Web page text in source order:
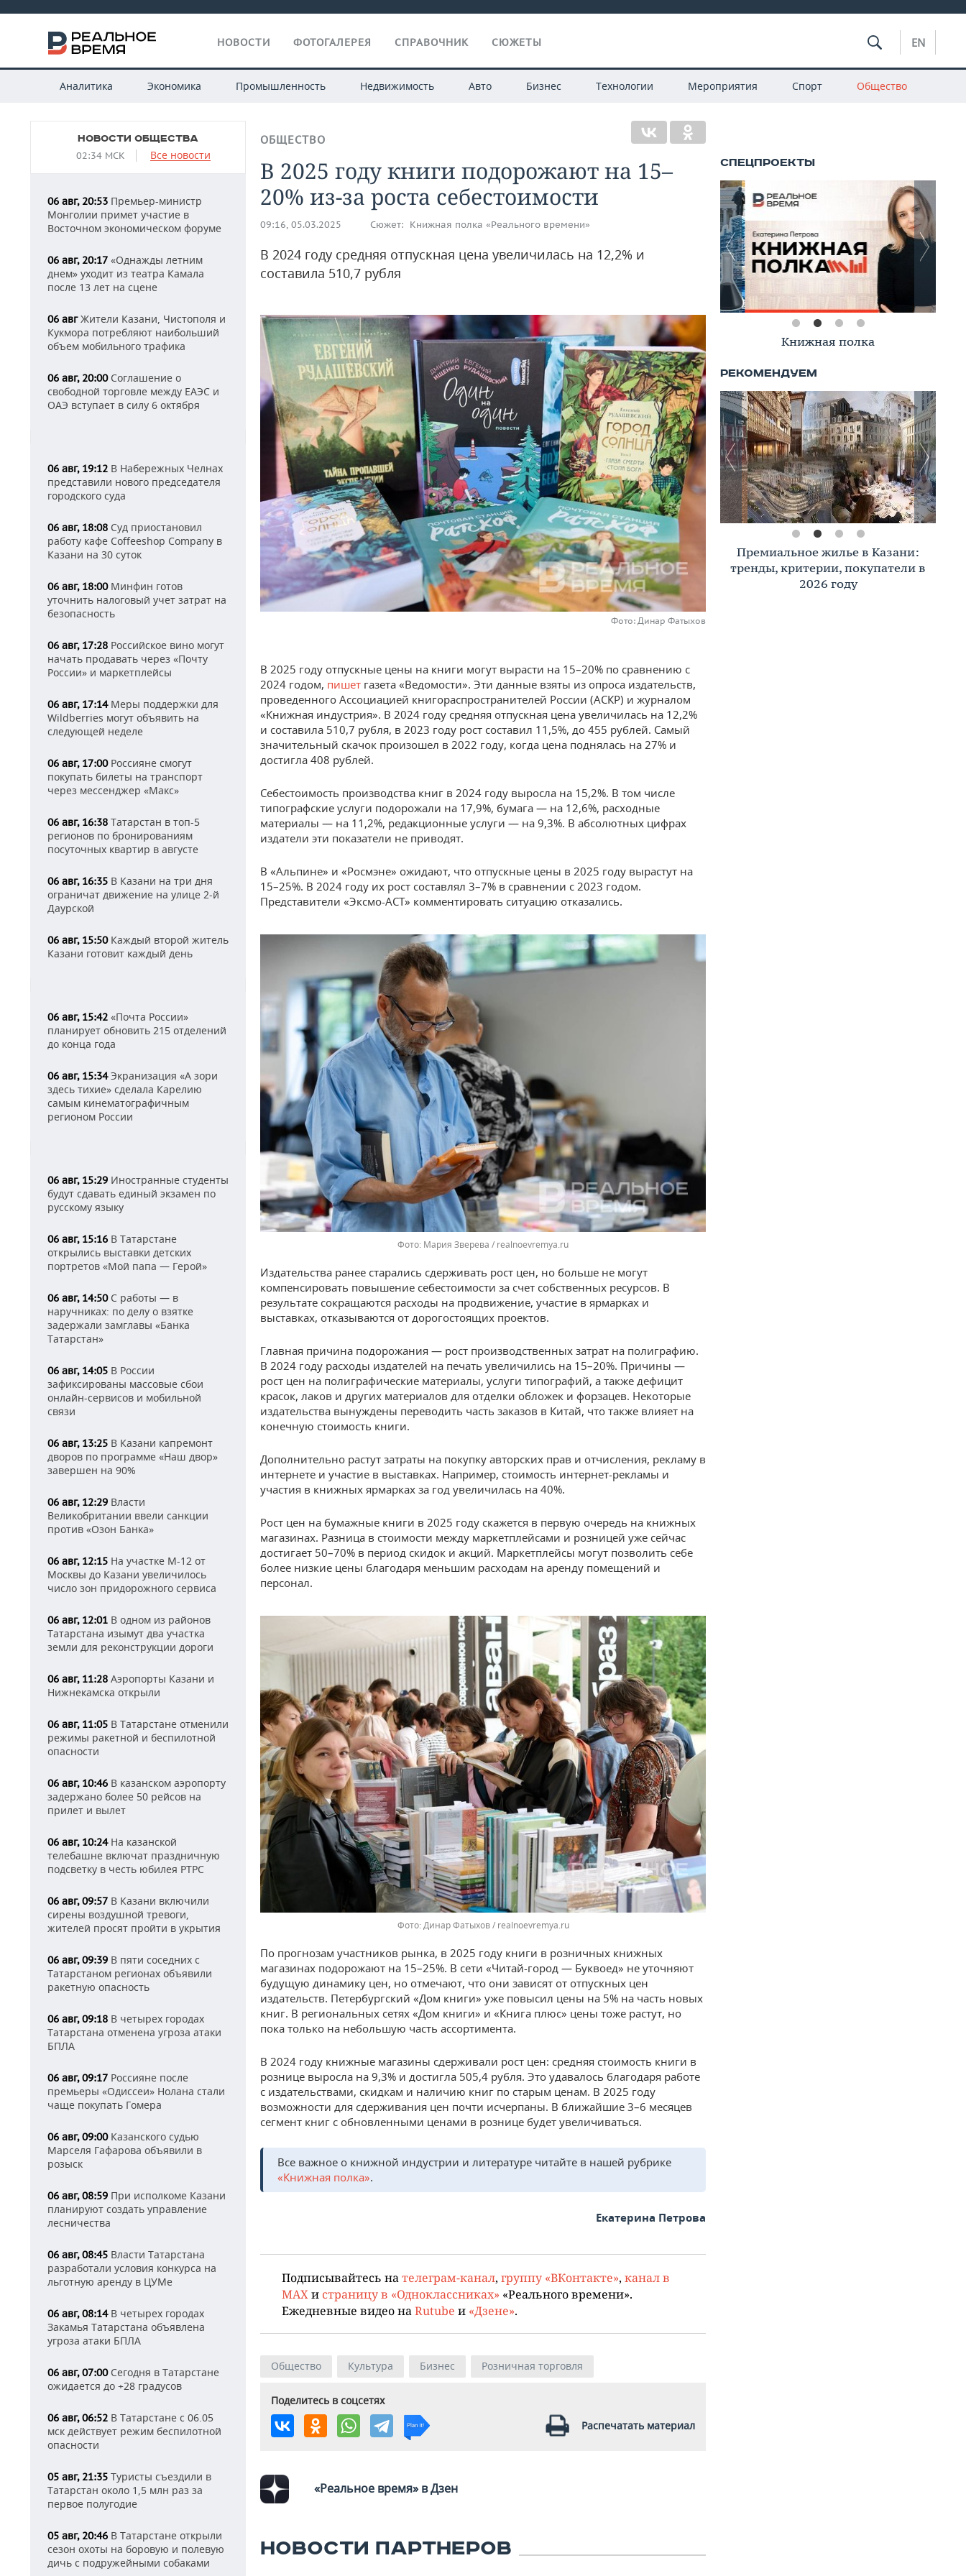
НОВОСТИ ФОТОГАЛЕРЕЯ СПРАВОЧНИК СЮЖЕТЫ EN
Аналитика Экономика Промышленность Недвижимость Авто Бизнес Технологии Мероприятия Спорт Общество
НОВОСТИ ОБЩЕСТВА
02:34 МСК Все новости
06 авг, 20:53 Премьер-министр
Монголии примет участие в
Восточном экономическом форуме
06 авг, 20:17 «Однажды летним
днем» уходит из театра Камала
после 13 лет на сцене
06 авгЖители Казани, Чистополя и
Кукмора потребляют наибольший
объем мобильного трафика
06 авг, 20:00Соглашение о
свободной торговле между ЕАЭС и
ОАЭ вступает в силу 6 октября
06 авг, 19:12 В Набережных Челнах
представили нового председателя
городского суда
06 авг, 18:08 Суд приостановил
работу кафе Coffeeshop Company в
Казани на 30 суток
06 авг, 18:00Минфин готов
уточнить налоговый учет затрат на
безопасность
06 авг, 17:28 Российское вино могут
начать продавать через «Почту
России» и маркетплейсы
06 авг, 17:14Меры поддержки для
Wildberries могут объявить на
следующей неделе
06 авг, 17:00Россияне смогут
покупать билеты на транспорт
через мессенджер «Макс»
06 авг, 16:38 Татарстан в топ-5
регионов по бронированиям
посуточных квартир в августе
06 авг, 16:35 В Казани на три дня
ограничат движение на улице 2-й
Даурской
06 авг, 15:50Каждый второй житель
Казани готовит каждый день
06 авг, 15:42 «Почта России»
планирует обновить 215 отделений
до конца года
06 авг, 15:34Экранизация «А зори
здесь тихие» сделала Карелию
самым кинематографичным
регионом России
06 авг, 15:29 Иностранные студенты
будут сдавать единый экзамен по
русскому языку
06 авг, 15:16 В Татарстане
открылись выставки детских
портретов «Мой папа — Герой»
06 авг, 14:50С работы — в
наручниках: по делу о взятке
задержали замглавы «Банка
Татарстан»
06 авг, 14:05 В России
зафиксированы массовые сбои
онлайн-сервисов и мобильной
связи
06 авг, 13:25 В Казани капремонт
дворов по программе «Наш двор»
завершен на 90%
06 авг, 12:29 Власти
Великобритании ввели санкции
против «Озон Банка»
06 авг, 12:15 На участке М-12 от
Москвы до Казани увеличилось
число зон придорожного сервиса
06 авг, 12:01 В одном из районов
Татарстана изымут два участка
земли для реконструкции дороги
06 авг, 11:28 Аэропорты Казани и
Нижнекамска открыли
06 авг, 11:05 В Татарстане отменили
режимы ракетной и беспилотной
опасности
06 авг, 10:46 В казанском аэропорту
задержано более 50 рейсов на
прилет и вылет
06 авг, 10:24На казанской
телебашне включат праздничную
подсветку в честь юбилея РТРС
06 авг, 09:57 В Казани включили
сирены воздушной тревоги,
жителей просят пройти в укрытия
06 авг, 09:39 В пяти соседних с
Татарстаном регионах объявили
ракетную опасность
06 авг, 09:18 В четырех городах
Татарстана отменена угроза атаки
БПЛА
06 авг, 09:17 Россияне после
премьеры «Одиссеи» Нолана стали
чаще покупать Гомера
06 авг, 09:00Казанского судью
Марселя Гафарова объявили в
розыск
06 авг, 08:59 При исполкоме Казани
планируют создать управление
лесничества
06 авг, 08:45 Власти Татарстана
разработали условия конкурса на
льготную аренду в ЦУМе
06 авг, 08:14В четырех городах
Закамья Татарстана объявлена
угроза атаки БПЛА
06 авг, 07:00Сегодня в Татарстане
ожидается до +28 градусов
06 авг, 06:52 В Татарстане с 06.05
мск действует режим беспилотной
опасности
05 авг, 21:35 Туристы съездили в
Татарстан около 1,5 млн раз за
первое полугодие
05 авг, 20:46 В Татарстане открыли
сезон охоты на боровую и полевую
дичь с подружейными собаками
ОБЩЕСТВО
В 2025 году книги подорожают на 15–
20% из-за роста себестоимости
09:16, 05.03.2025 Сюжет: Книжная полка «Реального времени»
В 2024 году средняя отпускная цена увеличилась на 12,2% и
составила 510,7 рубля
Фото: Динар Фатыхов
В 2025 году отпускные цены на книги могут вырасти на 15–20% по сравнению с
2024 годом, пишет газета «Ведомости». Эти данные взяты из опроса издательств,
проведенного Ассоциацией книгораспространителей России (АСКР) и журналом
«Книжная индустрия». В 2024 году средняя отпускная цена увеличилась на 12,2%
и составила 510,7 рубля, в 2023 году рост составил 11,5%, до 455 рублей. Самый
значительный скачок произошел в 2022 году, когда цена поднялась на 27% и
достигла 408 рублей.
Себестоимость производства книг в 2024 году выросла на 15,2%. В том числе
типографские услуги подорожали на 17,9%, бумага — на 12,6%, расходные
материалы — на 11,2%, редакционные услуги — на 9,3%. В абсолютных цифрах
издатели эти показатели не приводят.
В «Альпине» и «Росмэне» ожидают, что отпускные цены в 2025 году вырастут на
15–25%. В 2024 году их рост составлял 3–7% в сравнении с 2023 годом.
Представители «Эксмо-АСТ» комментировать ситуацию отказались.
Мария Зверева / realnoevremya.ru
Издательства ранее старались сдерживать рост цен, но больше не могут
компенсировать повышение себестоимости за счет собственных ресурсов. В
результате сокращаются расходы на продвижение, участие в ярмарках и
выставках, отказываются от дорогостоящих проектов.
Главная причина подорожания — рост производственных затрат на полиграфию.
В 2024 году расходы издателей на печать увеличились на 15–20%. Причины —
рост цен на полиграфические материалы, услуги типографий, а также дефицит
красок, лаков и других материалов для отделки обложек и форзацев. Некоторые
издательства вынуждены переводить часть заказов в Китай, что также влияет на
конечную стоимость книги.
Дополнительно растут затраты на покупку авторских прав и отчисления, рекламу в
интернете и участие в выставках. Например, стоимость интернет-рекламы и
участия в книжных ярмарках за год увеличилась на 40%.
Рост цен на бумажные книги в 2025 году скажется в первую очередь на книжных
магазинах. Разница в стоимости между маркетплейсами и розницей уже сейчас
достигает 50–70% в период скидок и акций. Маркетплейсы могут позволить себе
более низкие цены благодаря меньшим расходам на аренду помещений и
персонал.
Динар Фатыхов / realnoevremya.ru
По прогнозам участников рынка, в 2025 году книги в розничных книжных
магазинах подорожают на 15–25%. В сети «Читай-город — Буквоед» не уточняют
будущую динамику цен, но отмечают, что они зависят от отпускных цен
издательств. Петербургский «Дом книги» уже повысил цены на 5% на часть новых
книг. В региональных сетях «Дом книги» и «Книга плюс» цены тоже растут, но
пока только на небольшую часть ассортимента.
В 2024 году книжные магазины сдерживали рост цен: средняя стоимость книги в
рознице выросла на 9,3% и достигла 505,4 рубля. Это удавалось благодаря работе
с издательствами, скидкам и наличию книг по старым ценам. В 2025 году
возможности для сдерживания цен почти исчерпаны. В ближайшие 3–6 месяцев
сегмент книг с обновленными ценами в рознице будет увеличиваться.
Все важное о книжной индустрии и литературе читайте в нашей рубрике
«Книжная полка».
Екатерина Петрова
Подписывайтесь на телеграм-канал, группу «ВКонтакте», канал в
MAX и страницу в «Одноклассниках» «Реального времени».
Ежедневные видео на Rutube и «Дзене».
Общество Культура Бизнес Розничная торговля
Поделитесь в соцсетях
Распечатать материал
«Реальное время» в Дзен
НОВОСТИ ПАРТНЕРОВ
Книжная полка
Премиальное жилье в Казани:
тренды, критерии, покупатели в
2026 году